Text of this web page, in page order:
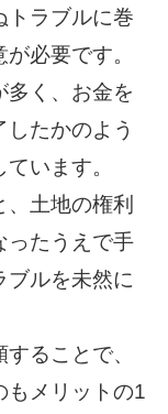
トラブルに巻
必要です。
多く、お金を
たかのよう
います。
土地の権利
ったうえで手
ブルを未然に
ることで、
もメリットの1